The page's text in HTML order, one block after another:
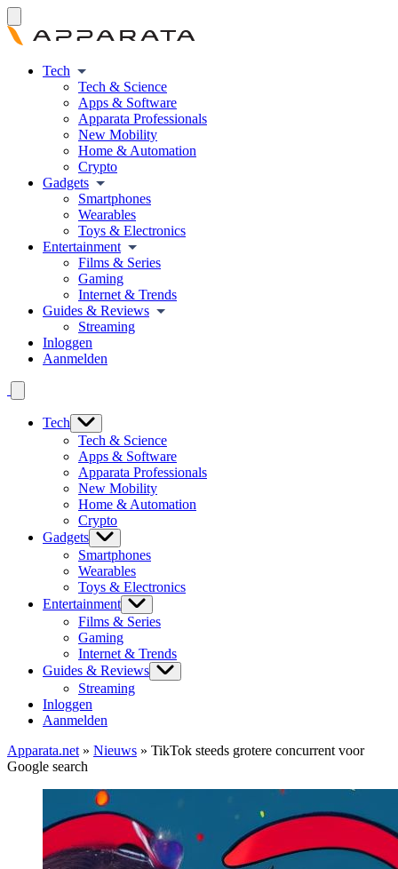
Tech
Tech & Science
Apps & Software
Apparata Professionals
New Mobility
Home & Automation
Crypto
Gadgets
Smartphones
Wearables
Toys & Electronics
Entertainment
Films & Series
Gaming
Internet & Trends
Guides & Reviews
Streaming
Inloggen
Aanmelden
Tech
Tech & Science
Apps & Software
Apparata Professionals
New Mobility
Home & Automation
Crypto
Gadgets
Smartphones
Wearables
Toys & Electronics
Entertainment
Films & Series
Gaming
Internet & Trends
Guides & Reviews
Streaming
Inloggen
Aanmelden
Apparata.net » Nieuws » TikTok steeds grotere concurrent voor
Google search